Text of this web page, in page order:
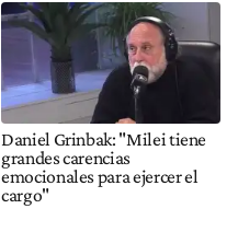
Daniel Grinbak: "Milei tiene
grandes carencias
emocionales para ejercer el
cargo"